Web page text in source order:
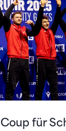
für
Slide